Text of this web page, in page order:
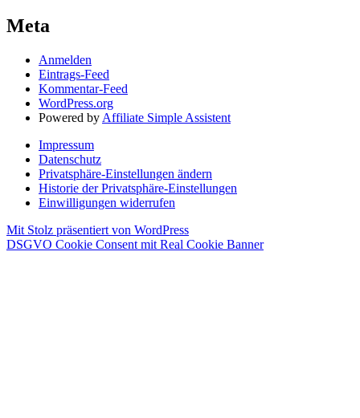
Meta
Anmelden
Eintrags-Feed
Kommentar-Feed
WordPress.org
Powered by Affiliate Simple Assistent
Impressum
Datenschutz
Privatsphäre-Einstellungen ändern
Historie der Privatsphäre-Einstellungen
Einwilligungen widerrufen
Mit Stolz präsentiert von WordPress
DSGVO Cookie Consent mit Real Cookie Banner